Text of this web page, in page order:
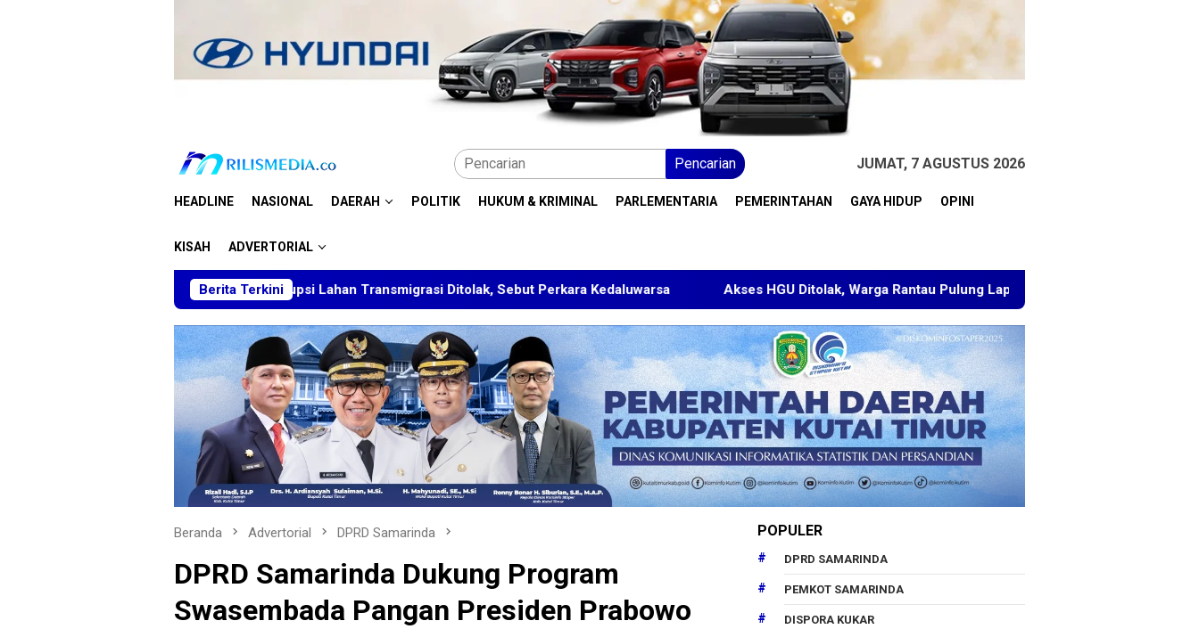
Pencarian JUMAT, 7 AGUSTUS 2026
HEADLINE NASIONAL DAERAH POLITIK HUKUM & KRIMINAL PARLEMENTARIA PEMERINTAHAN GAYA HIDUP OPINI
KISAH ADVERTORIAL
Berita Terkini
BT Minta Dakwaan Korupsi Lahan Transmigrasi Ditolak, Sebut Perkara Kedaluwarsa Akses HGU Ditolak, Warga Rantau Pulung Laporkan BPN Kutim
Beranda Advertorial DPRD Samarinda
DPRD Samarinda Dukung Program
Swasembada Pangan Presiden Prabowo
POPULER
DPRD SAMARINDA
PEMKOT SAMARINDA
DISPORA KUKAR